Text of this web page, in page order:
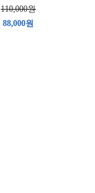
110,000원
88,000원